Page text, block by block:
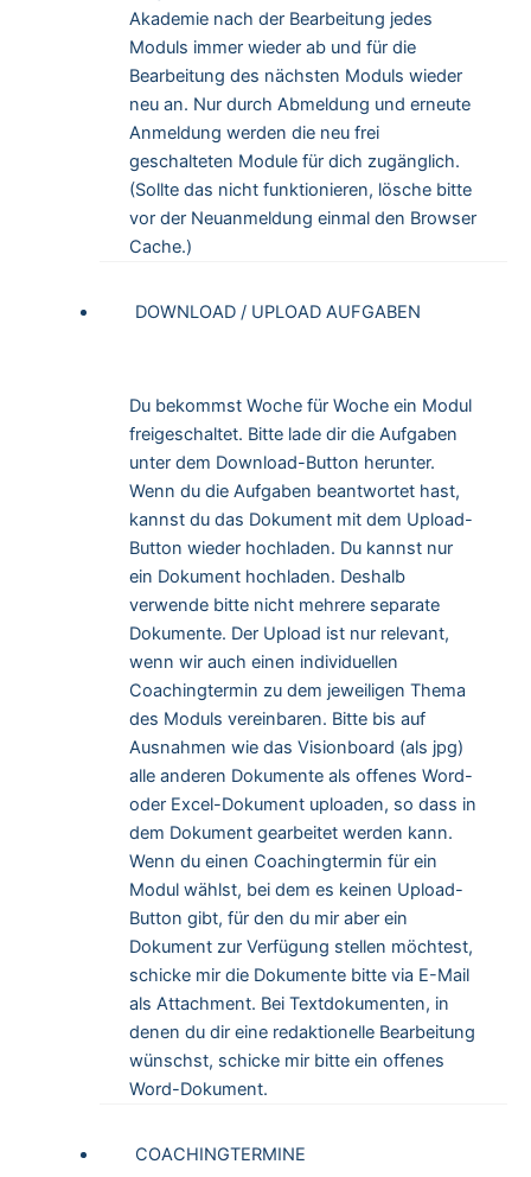
Akademie nach der Bearbeitung jedes
Moduls immer wieder ab und für die
Bearbeitung des nächsten Moduls wieder
neu an. Nur durch Abmeldung und erneute
Anmeldung werden die neu frei
geschalteten Module für dich zugänglich.
(Sollte das nicht funktionieren, lösche bitte
vor der Neuanmeldung einmal den Browser
Cache.)
DOWNLOAD / UPLOAD AUFGABEN
Du bekommst Woche für Woche ein Modul
freigeschaltet. Bitte lade dir die Aufgaben
unter dem Download-Button herunter.
Wenn du die Aufgaben beantwortet hast,
kannst du das Dokument mit dem Upload-
Button wieder hochladen. Du kannst nur
ein Dokument hochladen. Deshalb
verwende bitte nicht mehrere separate
Dokumente. Der Upload ist nur relevant,
wenn wir auch einen individuellen
Coachingtermin zu dem jeweiligen Thema
des Moduls vereinbaren. Bitte bis auf
Ausnahmen wie das Visionboard (als jpg)
alle anderen Dokumente als offenes Word-
oder Excel-Dokument uploaden, so dass in
dem Dokument gearbeitet werden kann.
Wenn du einen Coachingtermin für ein
Modul wählst, bei dem es keinen Upload-
Button gibt, für den du mir aber ein
Dokument zur Verfügung stellen möchtest,
schicke mir die Dokumente bitte via E-Mail
als Attachment. Bei Textdokumenten, in
denen du dir eine redaktionelle Bearbeitung
wünschst, schicke mir bitte ein offenes
Word-Dokument.
COACHINGTERMINE